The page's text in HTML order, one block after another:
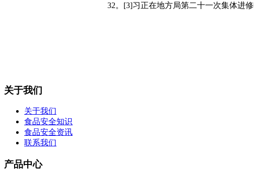
32。[3]习正在地方局第二十一次集体进
关于我们
关于我们
食品安全知识
食品安全资讯
联系我们
产品中心